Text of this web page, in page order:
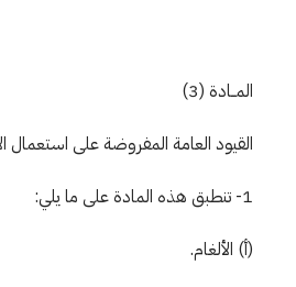
المــادة (3)
القيود العامة المفروضة على استعمال
1- تنطبق هذه المادة على ما يلي:
(أ) الألغام.